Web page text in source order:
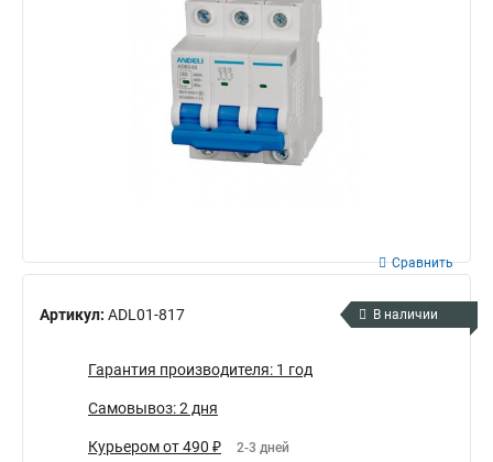
Артикул: ADL01-817
Сравнить
В наличии
Гарантия производителя: 1 год
Самовывоз: 2 дня
Курьером от 490 ₽ 2-3 дней